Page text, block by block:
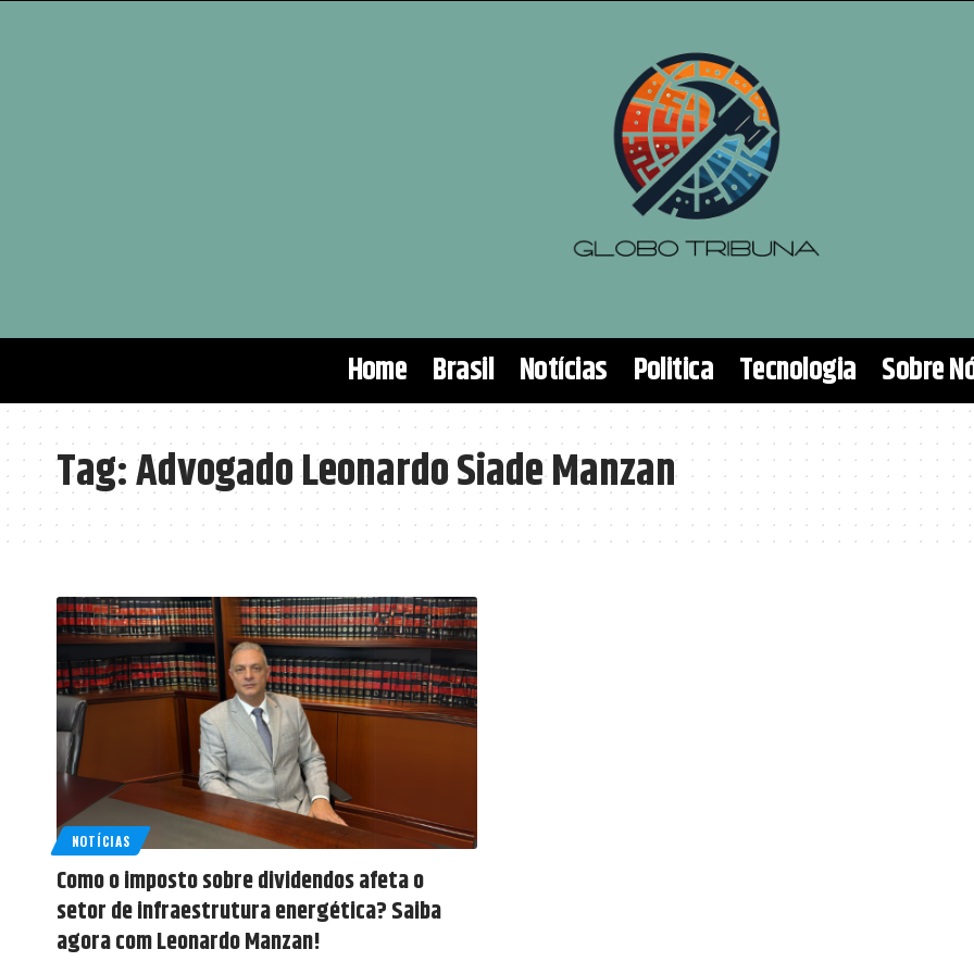
Home Brasil Notícias Politica Tecnologia Sobre
Tag:Advogado Leonardo Siade Manzan
NOTÍCIAS
Como o imposto sobre dividendos afeta o
setor de infraestrutura energética? Saiba
agora com Leonardo Manzan!